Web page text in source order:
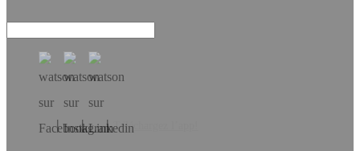
Téléchargez l’app!